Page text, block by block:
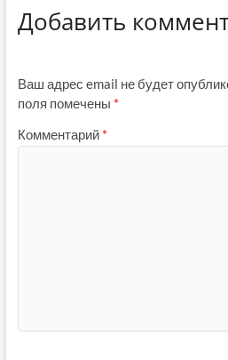
Добавить
Ваш адрес email не будет
поля помечены *
Комментарий *